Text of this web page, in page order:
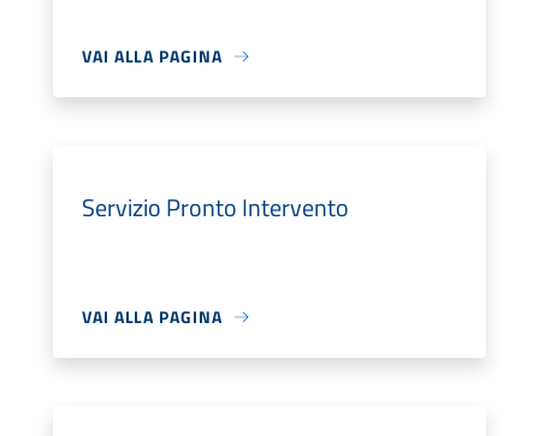
VAI ALLA PAGINA
Servizio Pronto Intervento
VAI ALLA PAGINA